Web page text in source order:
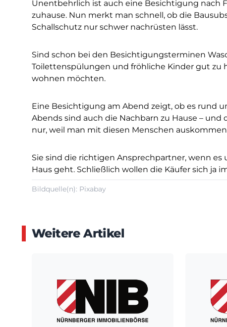
Unentbehrlich ist auch eine Besichtigung nach
zuhause. Nun merkt man schnell, ob die
Schallschutz nur schwer nachrüsten lässt.
Sind schon bei den Besichtigungsterminen
Toilettenspülungen und fröhliche Kinder gut zu
wohnen möchten.
Eine Besichtigung am Abend zeigt, ob es rund
Abends sind auch die Nachbarn zu Hause –
nur, weil man mit diesen Menschen
Sie sind die richtigen Ansprechpartner, wenn
Haus geht. Schließlich wollen die Käufer sich ja
Bildquelle(n): Pixabay
Weitere Artikel